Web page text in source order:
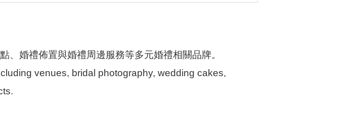
婚禮佈置與婚禮周邊服務等多元婚禮相關品牌。
venues, bridal photography, wedding cakes,